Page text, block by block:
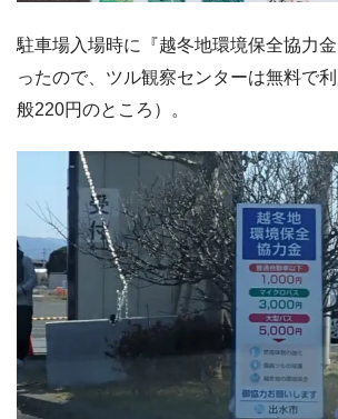
駐車場入場時に『越冬地環境保全協力
ったので、ツル観察センターは無料で
般220円のところ）。